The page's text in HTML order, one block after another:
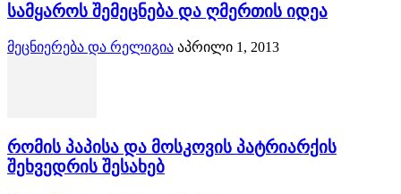
სამყაროს შემეცნება და ღმერთის იდეა
მეცნიერება და რელიგია აპრილი 1, 2013
რომის პაპისა და მოსკოვის პატრიარქის
შეხვედრის შესახებ